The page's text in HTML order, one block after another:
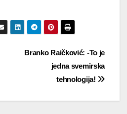
Branko Raičković: -To je
jedna svemirska
tehnologija!